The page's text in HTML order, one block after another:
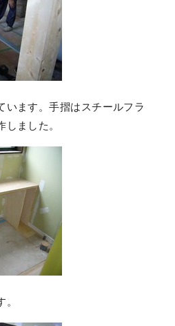
います。手摺はスチールフラ
しました。
。